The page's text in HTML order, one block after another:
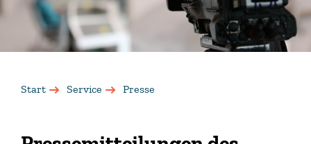
Start Service Presse